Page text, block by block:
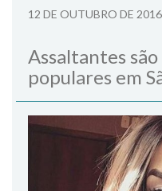
12 DE OUTUBRO DE 2016
Assaltantes
populares em